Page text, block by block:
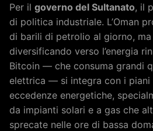
Per il governo del Sultanato, il
di politica industriale. L’Oman
di barili di petrolio al giorno,
diversificando verso l’energia
Bitcoin — che consuma grandi
elettrica — si integra con i piani
eccedenze energetiche,
da impianti solari e a gas che
sprecate nelle ore di bassa